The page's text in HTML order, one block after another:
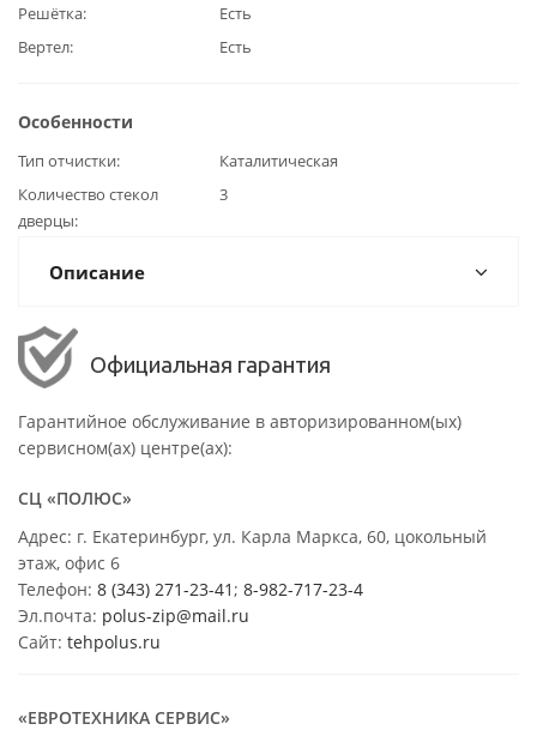
Решётка
Есть
Вертел
Есть
Особенности
Тип отчистки
Каталитическая
Количество стекол
дверцы
3
Описание
Официальная гарантия
Гарантийное обслуживание в авторизированном(ых)
сервисном(ах) центре(ах):
СЦ «ПОЛЮС»
Адрес: г. Екатеринбург, ул. Карла Маркса, 60, цокольный
этаж, офис 6
Телефон: 8 (343) 271-23-41 ; 8-982-717-23-4
Эл.почта: polus-zip@mail.ru
Сайт: tehpolus.ru
«ЕВРОТЕХНИКА СЕРВИС»